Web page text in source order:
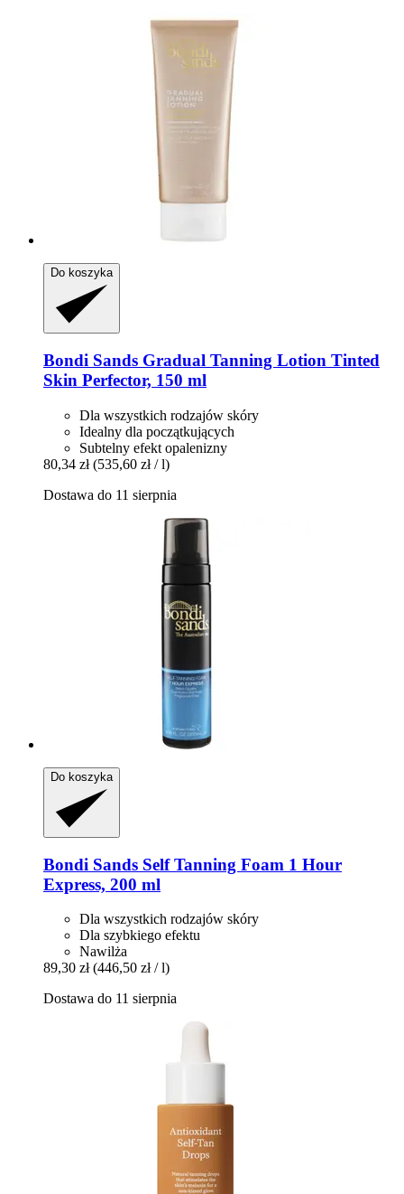
Do koszyka
Bondi Sands Gradual Tanning Lotion Tinted
Skin Perfector, 150 ml
Dla wszystkich rodzajów skóry
Idealny dla początkujących
Subtelny efekt opalenizny
80,34 zł (535,60 zł / l)
Dostawa do 11 sierpnia
Do koszyka
Bondi Sands Self Tanning Foam 1 Hour
Express, 200 ml
Dla wszystkich rodzajów skóry
Dla szybkiego efektu
Nawilża
89,30 zł (446,50 zł / l)
Dostawa do 11 sierpnia